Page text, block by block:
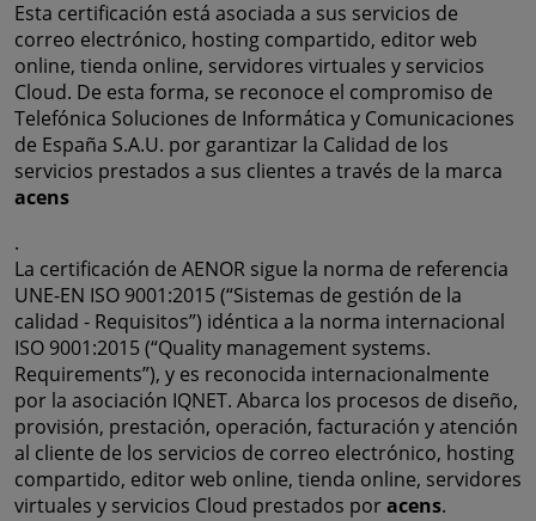
Esta certificación está asociada a sus servicios de
correo electrónico, hosting compartido, editor web
online, tienda online, servidores virtuales y servicios
Cloud. De esta forma, se reconoce el compromiso de
Telefónica Soluciones de Informática y Comunicaciones
de España S.A.U. por garantizar la Calidad de los
servicios prestados a sus clientes a través de la marca
acens
.
La certificación de AENOR sigue la norma de referencia
UNE-EN ISO 9001:2015 (“Sistemas de gestión de la
calidad - Requisitos”) idéntica a la norma internacional
ISO 9001:2015 (“Quality management systems.
Requirements”), y es reconocida internacionalmente
por la asociación IQNET. Abarca los procesos de diseño,
provisión, prestación, operación, facturación y atención
al cliente de los servicios de correo electrónico, hosting
compartido, editor web online, tienda online, servidores
virtuales y servicios Cloud prestados poracens.